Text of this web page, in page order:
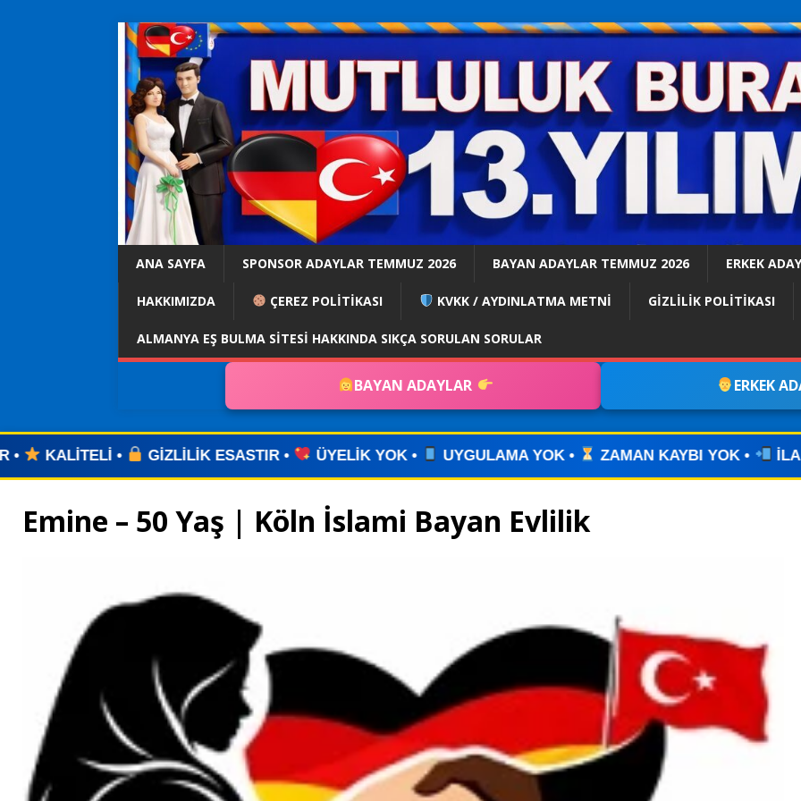
ANA SAYFA SPONSOR ADAYLAR TEMMUZ 2026 BAYAN ADAYLAR TEMMUZ 2026 ERKEK
HAKKIMIZDA ÇEREZ POLİTİKASI KVKK / AYDINLATMA METNİ GİZLİLİK POLİTİKASI
ALMANYA EŞ BULMA SITESI HAKKINDA SIKÇA SORULAN SORULAR
BAYAN ADAYLAR ERKEK
• ÜYELİK YOK • UYGULAMA YOK • ZAMAN KAYBI YOK • İLANINIZI YAYINLAYIN •
Emine – 50 Yaş | Köln İslami Bayan Evlilik